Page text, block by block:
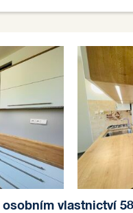
osobním vlastnictví